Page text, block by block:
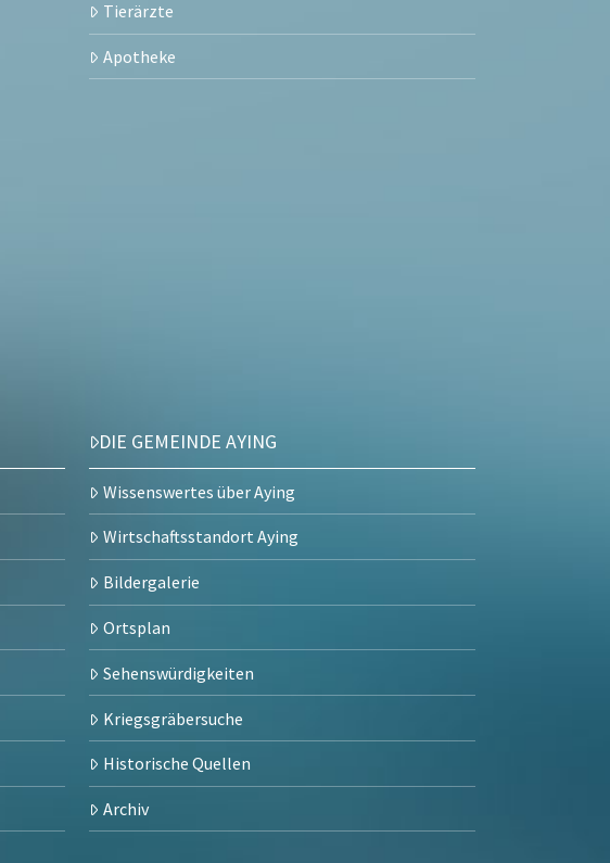
Tierärzte
Apotheke
DIE GEMEINDE AYING
Wissenswertes über Aying
Wirtschaftsstandort Aying
Bildergalerie
Ortsplan
Sehenswürdigkeiten
Kriegsgräbersuche
Historische Quellen
Archiv